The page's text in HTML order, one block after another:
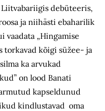
Liitvabariigis debüteeris,
ja niihästi ebaharilik
„Hingamise
torkavad kõigi süžee- ja
ka arvukad
on lood Banati
kapseldunud
kindlustavad oma